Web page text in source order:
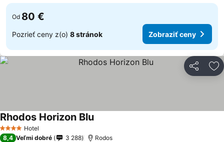
Od 80 €
Pozrieť ceny z(o) 8 stránok Zobraziť ceny
Zdieľať
4 Počet hviezdičiek
Hotel
Rhodos Horizon Blu
8,4 Veľmi dobré 3 288 Rodos